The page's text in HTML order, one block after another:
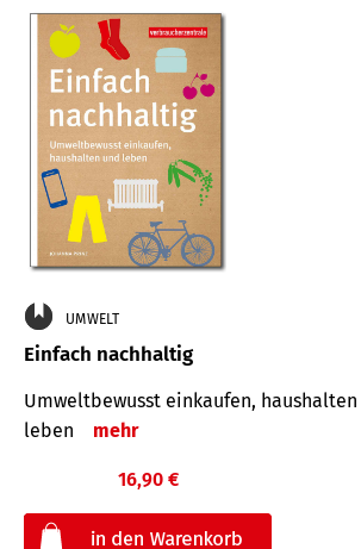
UMWELT
Einfach nachhaltig
Umweltbewusst einkaufen, haushalten
leben
mehr
16,90 €